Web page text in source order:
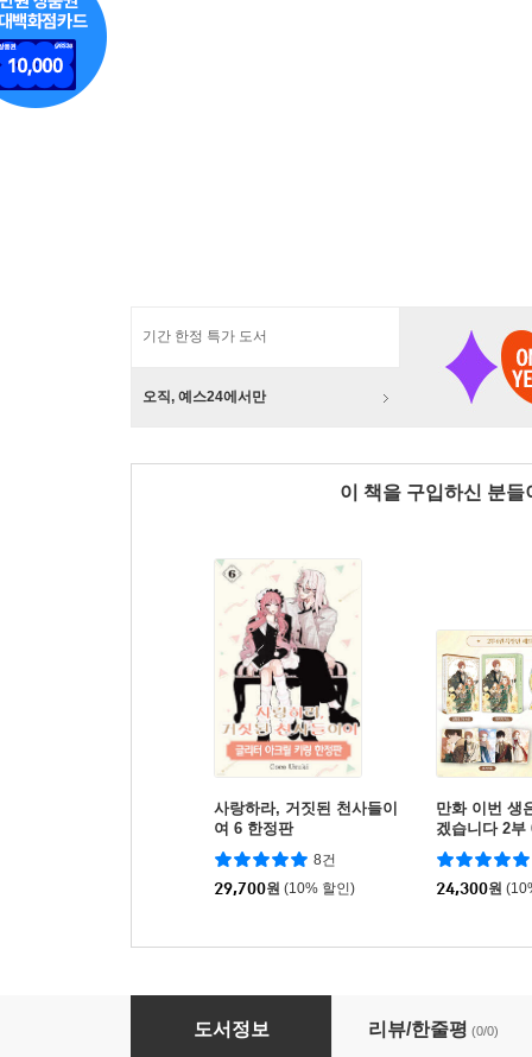
기간 한정 특가 도서
오직, 예스24에서만
이 책을 구입하신 분
사랑하라, 거짓된 천사들이
여 6 한정판
8건
29,700원 (10% 할인)
만화 이번 생
겠습니다 2부
트
24,300원
만화 우리 집에 갇혀버린 남주들 1 한정판
도서정보 리뷰/한줄평 (0/0)